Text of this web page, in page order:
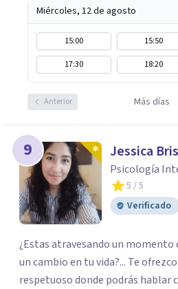
Miércoles, 12 de agosto
15:00 15:50
17:30
18:20
Anterior Más días
9 Jessica
Psicología
5 / 5
Verificado
¿Estas atravesando un momento
un cambio en tu vida?... Te
respetuoso donde podrás hablar